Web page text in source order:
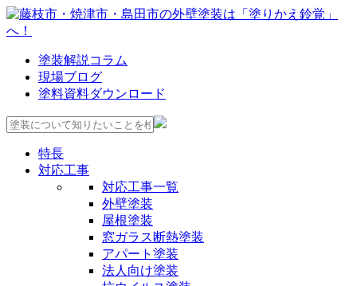
塗装解説コラム
現場ブログ
塗料資料ダウンロード
特長
対応工事
対応工事一覧
外壁塗装
屋根塗装
窓ガラス断熱塗装
アパート塗装
法人向け塗装